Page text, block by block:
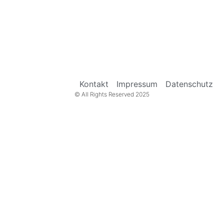
Kontakt Impressum Datenschutz
© All Rights Reserved 2025